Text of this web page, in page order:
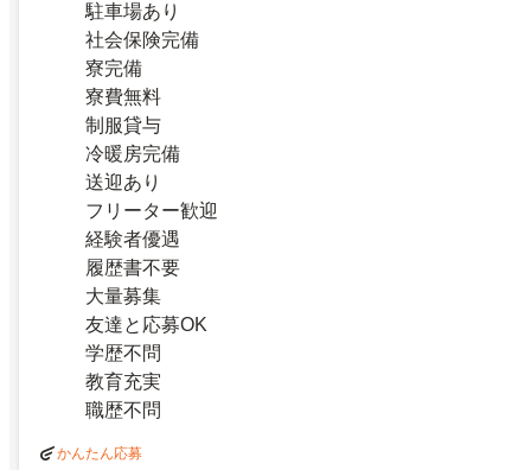
駐車場あり
社会保険完備
寮完備
寮費無料
制服貸与
冷暖房完備
送迎あり
フリーター歓迎
経験者優遇
履歴書不要
大量募集
友達と応募OK
学歴不問
教育充実
職歴不問
かんたん応募